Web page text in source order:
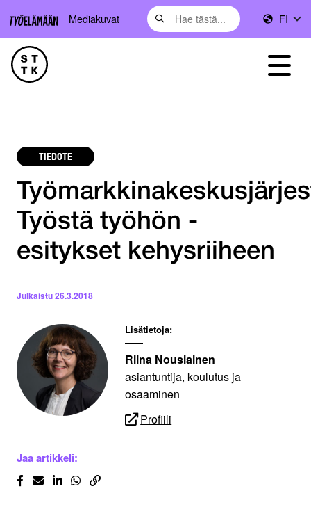
Mediakuvat FI
TIEDOTE
Työstä työhön -
esitykset kehysriiheen
Julkaistu26.3.2018
Lisätietoja:
Riina Nousiainen
asiantuntija, koulutus ja
osaaminen
Profiili
Jaa artikkeli: